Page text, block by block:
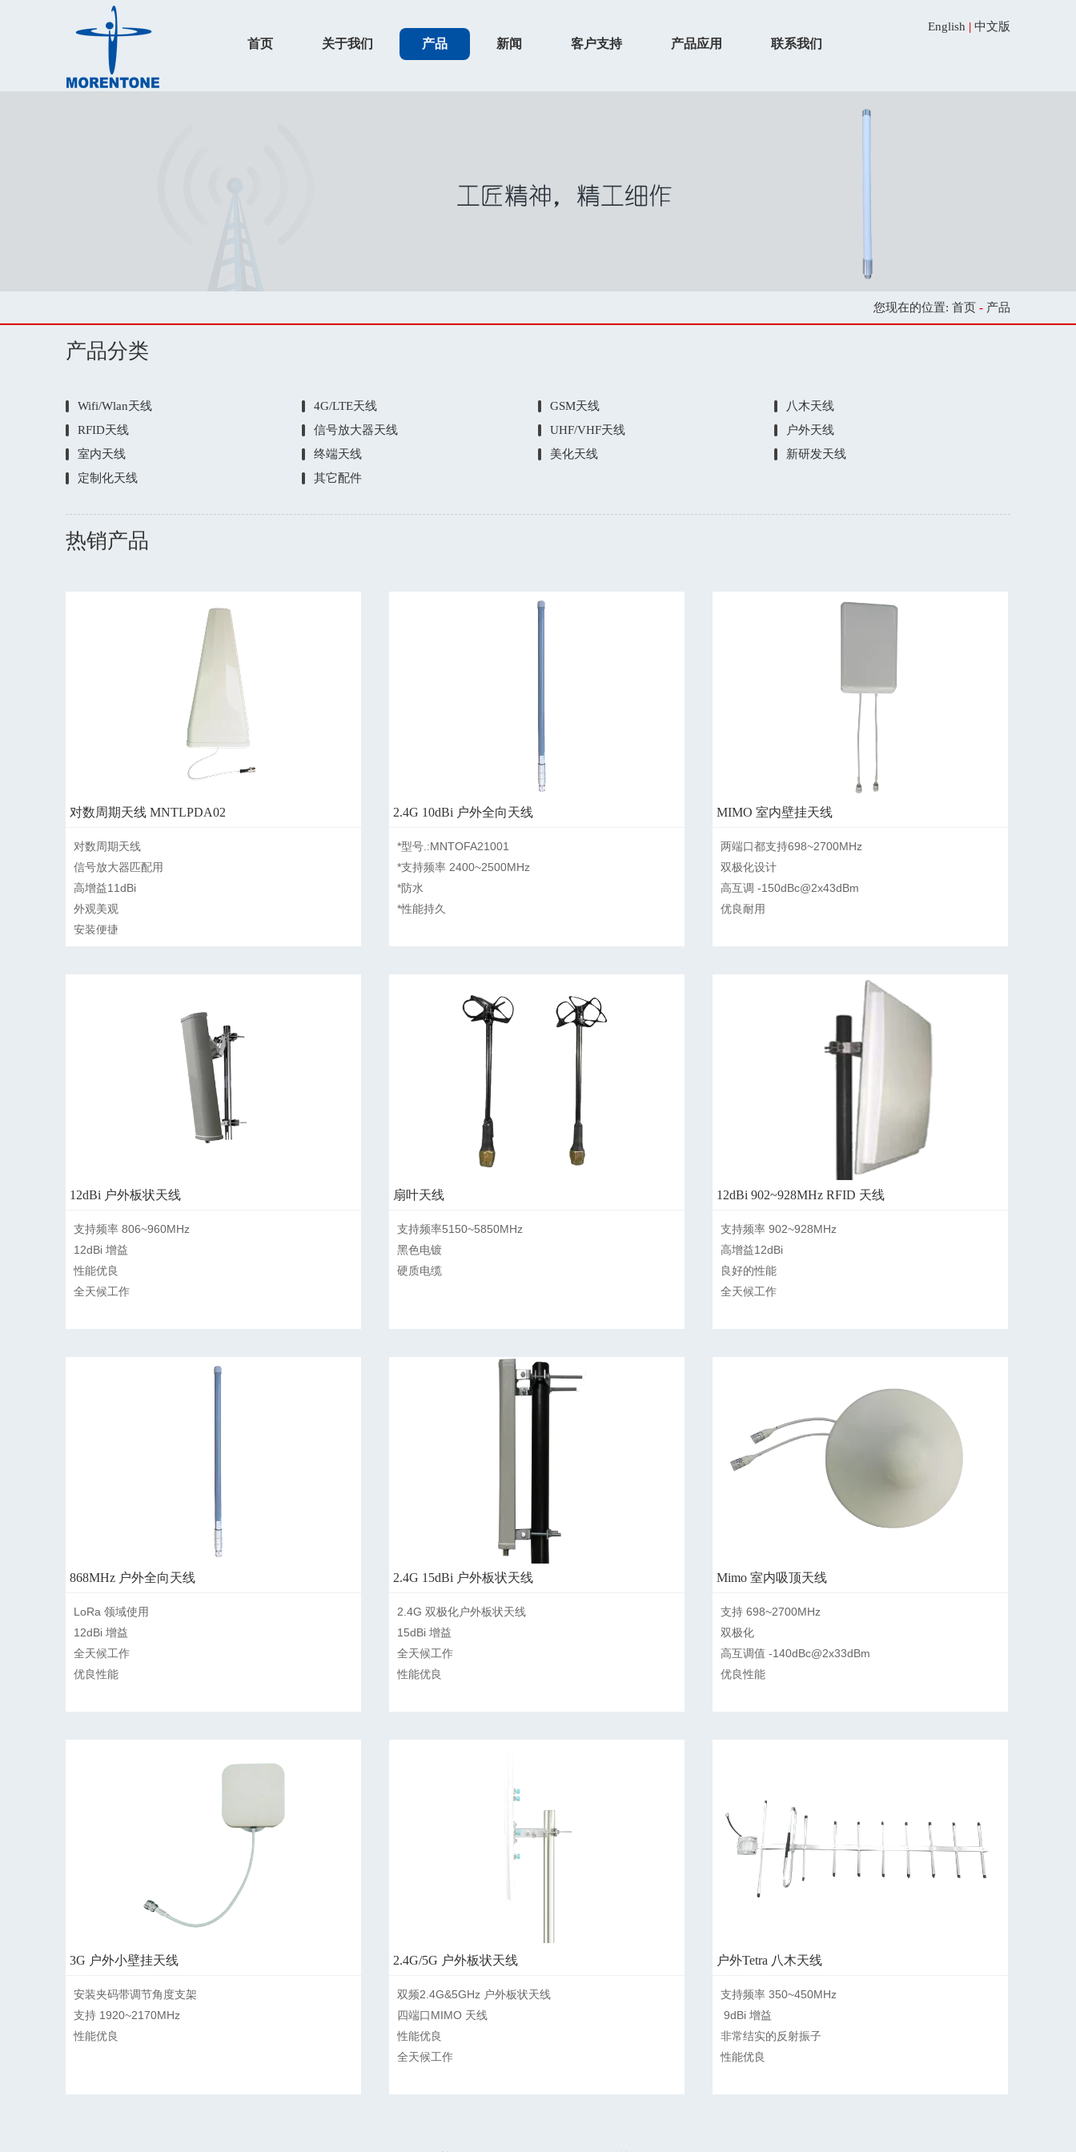
首页 关于我们 产品 新闻 客户支持 产品应用 联系我们
English | 中文版
您现在的位置: 首页 - 产品
产品分类
Wifi/Wlan天线 4G/LTE天线 GSM天线
八木天线
RFID天线
信号放大器天线 UHF/VHF天线
户外天线
室内天线
终端天线 美化天线
新研发天线
定制化天线
其它配件
热销产品
对数周期天线 MNTLPDA02
对数周期天线
信号放大器匹配用
高增益11dBi
外观美观
安装便捷
2.4G 10dBi 户外全向天线
*型号.:MNTOFA21001
*支持频率 2400~2500MHz
*防水
*性能持久
MIMO 室内壁挂天线
两端口都支持698~2700MHz
双极化设计
高互调 -150dBc@2x43dBm
优良耐用
12dBi 户外板状天线
支持频率 806~960MHz
12dBi 增益
性能优良
全天候工作
扇叶天线
支持频率5150~5850MHz
黑色电镀
硬质电缆
12dBi 902~928MHz RFID 天线
支持频率 902~928MHz
高增益12dBi
良好的性能
全天候工作
868MHz 户外全向天线
LoRa 领域使用
12dBi 增益
全天候工作
优良性能
2.4G 15dBi 户外板状天线
2.4G 双极化户外板状天线
15dBi 增益
全天候工作
性能优良
Mimo 室内吸顶天线
支持 698~2700MHz
双极化
高互调值 -140dBc@2x33dBm
优良性能
3G 户外小壁挂天线
安装夹码带调节角度支架
支持 1920~2170MHz
性能优良
2.4G/5G 户外板状天线
双频2.4G&5GHz 户外板状天线
四端口MIMO 天线
性能优良
全天候工作
户外Tetra 八木天线
支持频率 350~450MHz
非常结实的反射振子
性能优良